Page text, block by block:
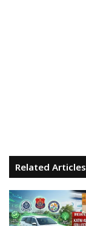
Related Articles